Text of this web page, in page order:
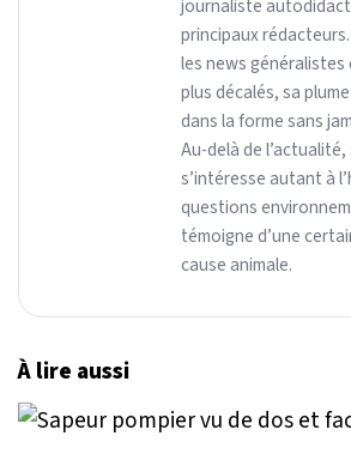
journaliste
principaux
les news
plus décalés, sa
dans la forme sans
Au-delà de
s’intéresse autant à
questions
témoigne d’une
cause animale.
À lire aussi